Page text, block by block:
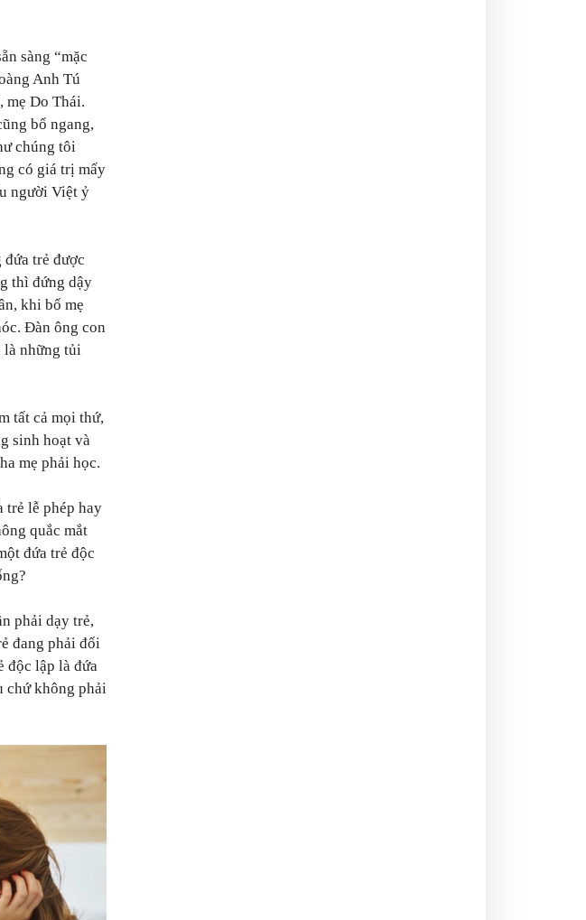
sàng “mặc
Anh Tú
mẹ Do Thái.
bổ ngang,
chúng tôi
có giá trị mấy
người Việt ỷ
trẻ được
thì đứng dậy
khi bố mẹ
Đàn ông con
là những tủi
tất cả mọi thứ,
sinh hoạt và
mẹ phải học.
trẻ lễ phép hay
quắc mắt
đứa trẻ độc
phải dạy trẻ,
đang phải đối
độc lập là đứa
chứ không phải